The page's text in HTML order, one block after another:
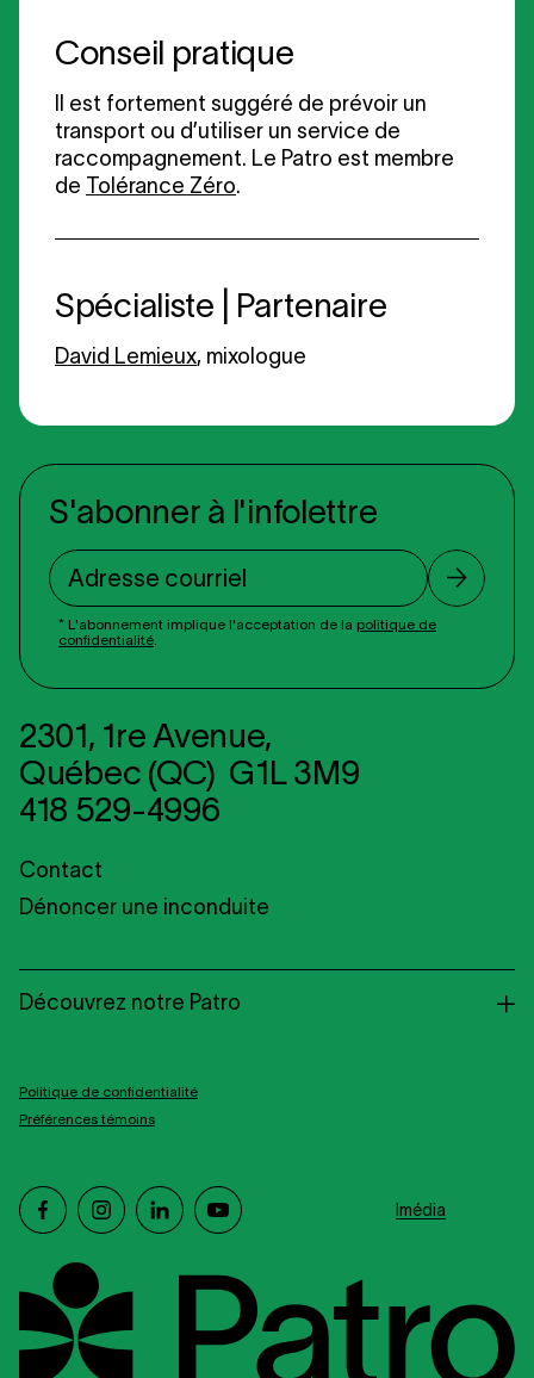
Conseil pratique
Il est fortement suggéré de prévoir un
transport ou d’utiliser un service de
raccompagnement. Le Patro est membre
de Tolérance Zéro.
Spécialiste | Partenaire
David Lemieux, mixologue
S'abonner à l'infolettre
Adresse courriel
* L'abonnement implique l'acceptation de la politique de
confidentialité
2301, 1re Avenue,
Québec (QC) G1L 3M9
418 529-4996
Contact
Dénoncer une inconduite
Découvrez notre Patro
Politique de confidentialité
Préférences témoins
facebookinstagramlinkedin
Imédia
Patro Roc-Amadour